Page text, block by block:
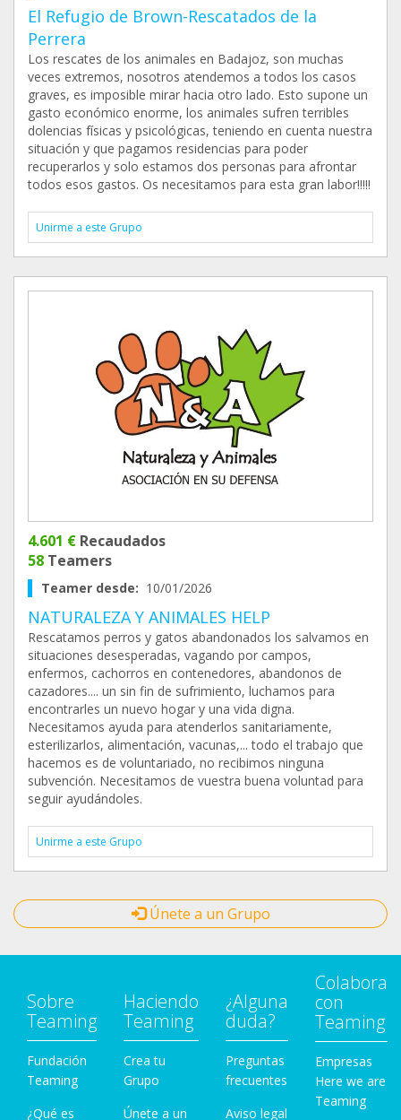
El Refugio de Brown-Rescatados de la
Perrera
Los rescates de los animales en Badajoz, son muchas
veces extremos, nosotros atendemos a todos los casos
graves, es imposible mirar hacia otro lado. Esto supone un
gasto económico enorme, los animales sufren terribles
dolencias físicas y psicológicas, teniendo en cuenta nuestra
situación y que pagamos residencias para poder
recuperarlos y solo estamos dos personas para afrontar
todos esos gastos. Os necesitamos para esta gran labor!!!!!
Unirme a este Grupo
4.601 € Recaudados
58 Teamers
Teamer desde: 10/01/2026
NATURALEZA Y ANIMALES HELP
Rescatamos perros y gatos abandonados los salvamos en
situaciones desesperadas, vagando por campos,
enfermos, cachorros en contenedores, abandonos de
cazadores.... un sin fin de sufrimiento, luchamos para
encontrarles un nuevo hogar y una vida digna.
Necesitamos ayuda para atenderlos sanitariamente,
esterilizarlos, alimentación, vacunas,... todo el trabajo que
hacemos es de voluntariado, no recibimos ninguna
subvención. Necesitamos de vuestra buena voluntad para
seguir ayudándoles.
Unirme a este Grupo
Únete a un Grupo
Sobre
Teaming
Fundación
Teaming
¿Qué es
Haciendo
Teaming
Crea tu
Grupo
Únete a un
¿Alguna
duda?
Preguntas
frecuentes
Aviso legal
Colabora
con
Teaming
Empresas
Here we are
Teaming